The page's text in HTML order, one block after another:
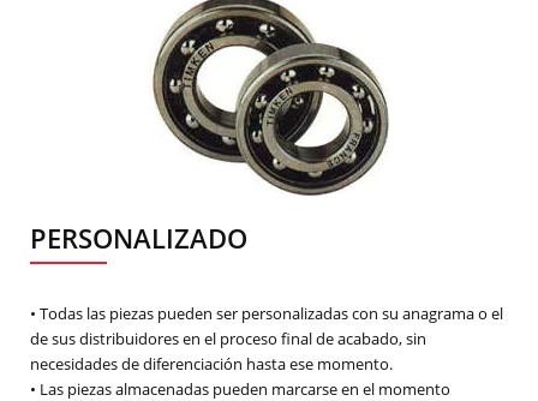
PERSONALIZADO
• Todas las piezas pueden ser personalizadas con su anagrama o el
de sus distribuidores en el proceso final de acabado, sin
necesidades de diferenciación hasta ese momento.
• Las piezas almacenadas pueden marcarse en el momento